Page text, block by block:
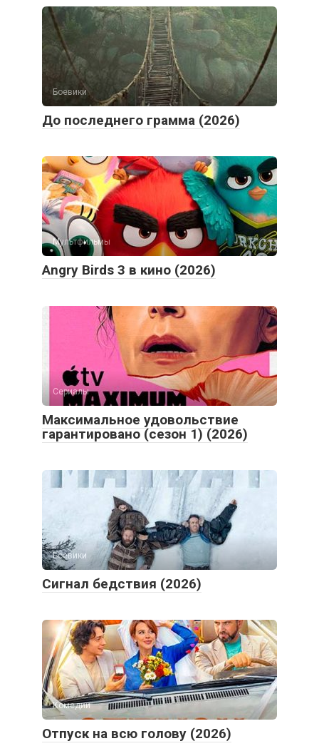
Боевики
До последнего грамма (2026)
Мультфильмы
Angry Birds 3 в кино (2026)
Сериалы
Максимальное удовольствие
гарантировано (сезон 1) (2026)
Боевики
Сигнал бедствия (2026)
Комедии
Отпуск на всю голову (2026)